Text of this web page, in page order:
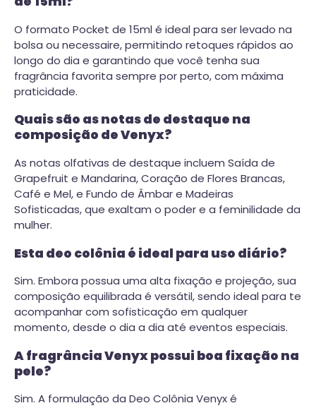
O formato Pocket de 15ml é ideal para ser levado na
bolsa ou necessaire, permitindo retoques rápidos ao
longo do dia e garantindo que você tenha sua
fragrância favorita sempre por perto, com máxima
praticidade.
Quais são as notas de destaque na
composição de Venyx?
As notas olfativas de destaque incluem Saída de
Grapefruit e Mandarina, Coração de Flores Brancas,
Café e Mel, e Fundo de Âmbar e Madeiras
Sofisticadas, que exaltam o poder e a feminilidade da
mulher.
Esta deo colônia é ideal para uso diário?
Sim. Embora possua uma alta fixação e projeção, sua
composição equilibrada é versátil, sendo ideal para te
acompanhar com sofisticação em qualquer
momento, desde o dia a dia até eventos especiais.
A fragrância Venyx possui boa fixação na
pele?
Sim. A formulação da Deo Colônia Venyx é